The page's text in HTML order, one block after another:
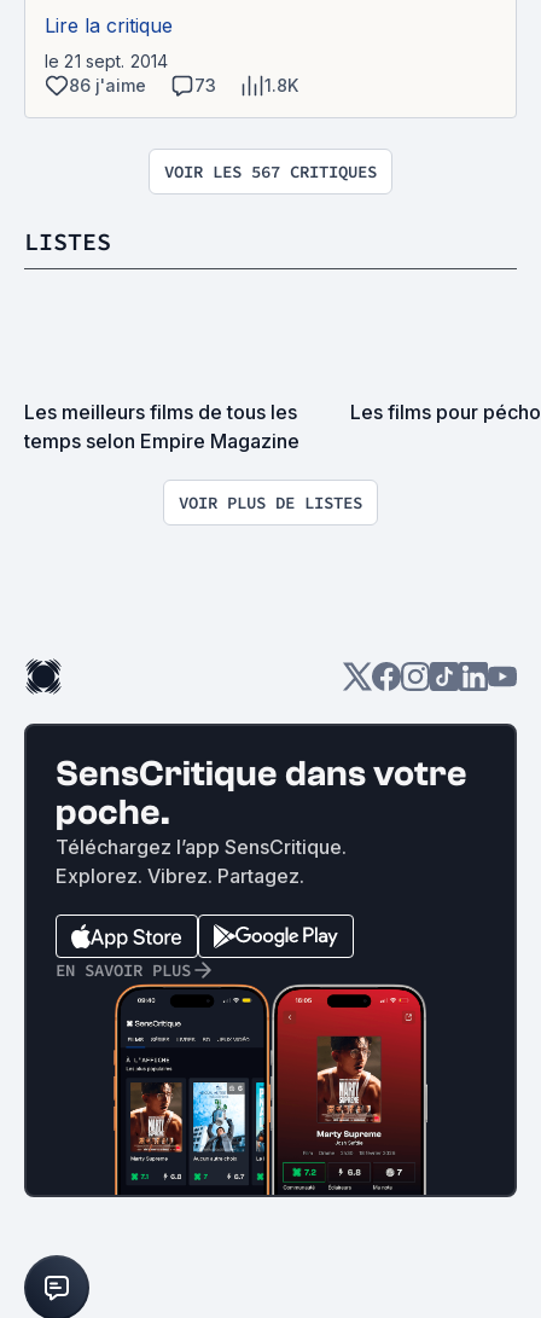
Lire la critique
le 21 sept. 2014
86 j'aime
73 1.8K
VOIR LES 567 CRITIQUES
LISTES
Les meilleurs films de tous les
temps selon Empire Magazine
Les films pour
VOIR PLUS DE LISTES
SensCritique dans votre
poche.
Téléchargez l’app SensCritique.
Explorez. Vibrez. Partagez.
EN SAVOIR PLUS